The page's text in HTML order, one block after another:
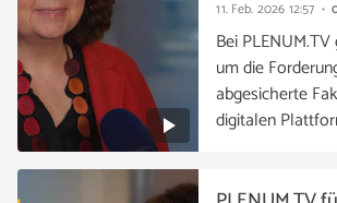
11. Feb. 2026 12:57
Bei
um die
abgesicherte
digitalen